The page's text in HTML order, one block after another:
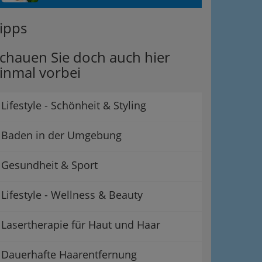
Sie doch auch hier
vorbei
Lifestyle - Schönheit & Styling
Baden in der Umgebung
Gesundheit & Sport
Lifestyle - Wellness & Beauty
Lasertherapie für Haut und Haar
Dauerhafte Haarentfernung